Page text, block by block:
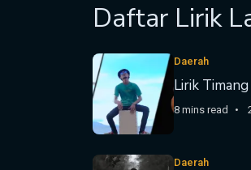
Daftar Lirik
Daerah
Lirik
8 mins read
Daerah